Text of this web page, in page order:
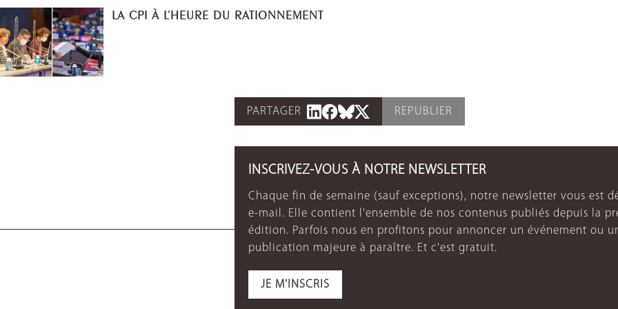
LA CPI À L’HEURE DU RATIONNEMENT
PARTAGER REPUBLIER
INSCRIVEZ-VOUS À NOTRE NEWSLETTER
Chaque fin de semaine (sauf exceptions), notre newsletter vous est
e-mail. Elle contient l'ensemble de nos contenus publiés depuis la
édition. Parfois nous en profitons pour annoncer un événement ou
publication majeure à paraître. Et c'est gratuit.
JE M'INSCRIS